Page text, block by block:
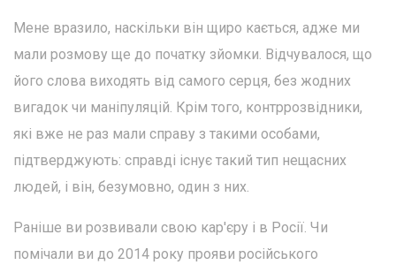
Мене вразило, наскільки він щиро кається, адже ми
мали розмову ще до початку зйомки. Відчувалося, що
його слова виходять від самого серця, без жодних
вигадок чи маніпуляцій. Крім того, контррозвідники,
які вже не раз мали справу з такими особами,
підтверджують: справді існує такий тип нещасних
людей, і він, безумовно, один з них.
Раніше ви розвивали свою кар'єру і в Росії. Чи
помічали ви до 2014 року прояви російського